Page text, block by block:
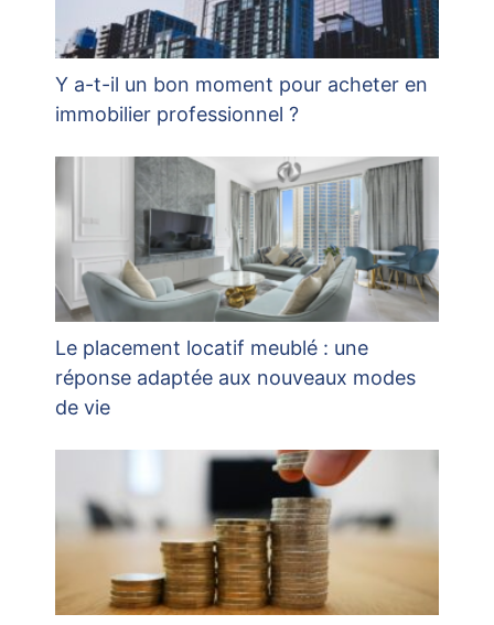
Y a-t-il un bon moment pour acheter en
immobilier professionnel ?
Le placement locatif meublé : une
réponse adaptée aux nouveaux modes
de vie